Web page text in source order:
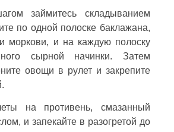
займитесь складыванием
по одной полоске баклажана,
моркови, и на каждую полоску
сырной начинки. Затем
овощи в рулет и закрепите
на противень, смазанный
и запекайте в разогретой до